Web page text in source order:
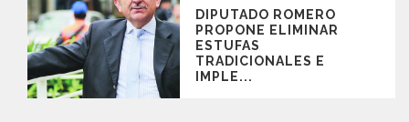
DIPUTADO ROMERO
PROPONE ELIMINAR
ESTUFAS
TRADICIONALES E
IMPLE...